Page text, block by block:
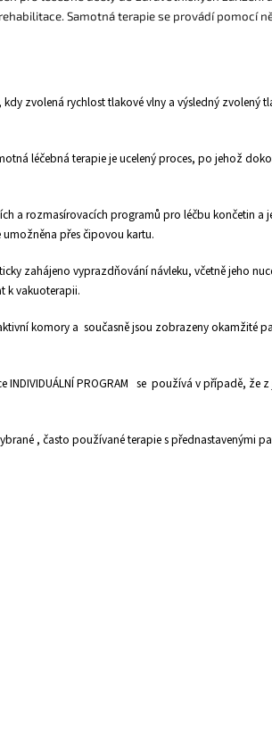
Samotná terapie se provádí pomocí
zvolená rychlost tlakové vlny a výsledný zvolený
léčebná terapie je ucelený proces, po jehož
a rozmasírovacích programů pro léčbu končetin a
přes čipovou kartu.
zahájeno vyprazdňování návleku, včetně jeho
k vakuoterapii.
komory a současně jsou zobrazeny okamžité
INDIVIDUÁLNÍ PROGRAM se používá v případě,
, často používané terapie s